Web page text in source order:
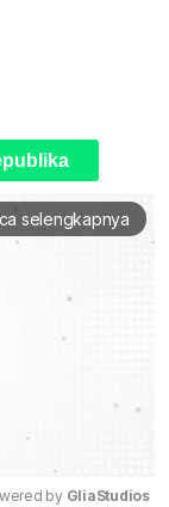
selengkapnya
by GliaStudios